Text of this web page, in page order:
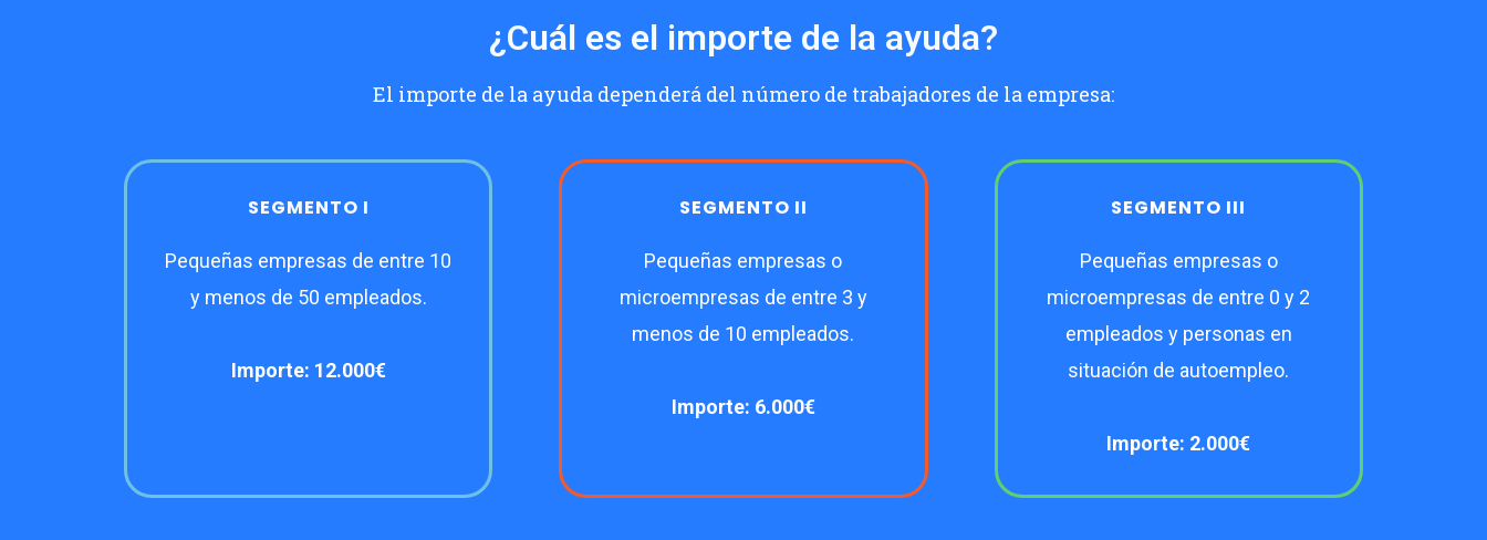
¿Cuál es el importe de la ayuda?
El importe de la ayuda dependerá del número de trabajadores de la empresa:
SEGMENTO I
Pequeñas empresas de entre 10
y menos de 50 empleados.
Importe: 12.000€
SEGMENTO II
Pequeñas empresas o
microempresas de entre 3 y
menos de 10 empleados.
Importe: 6.000€
SEGMENTO III
Pequeñas empresas o
microempresas de entre 0 y 2
empleados y personas en
situación de autoempleo.
Importe: 2.000€